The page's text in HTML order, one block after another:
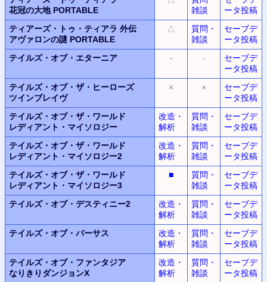
花冠の大地 PORTABLE
雑談
ータ投稿
ティアーズ・トゥ・ティアラ 外伝
アヴァロンの謎 PORTABLE
△
質問・
雑談
セーブデ
ータ投稿
テイルズ・オブ・エターニア
- -
セーブデ
ータ投稿
テイルズ・オブ・ザ・ヒーローズ
ツインブレイヴ
× ×
セーブデ
ータ投稿
テイルズ・オブ・ザ・ワールド
レディアント・マイソロジー
改造・
解析
質問・
雑談
セーブデ
ータ投稿
テイルズ・オブ・ザ・ワールド
レディアント・マイソロジー2
改造・
解析
質問・
雑談
セーブデ
ータ投稿
テイルズ・オブ・ザ・ワールド
レディアント・マイソロジー3
■
質問・
雑談
セーブデ
ータ投稿
テイルズ・オブ・デスティニー2
改造・
解析
質問・
雑談
セーブデ
ータ投稿
テイルズ・オブ・バーサス
改造・
解析
質問・
雑談
セーブデ
ータ投稿
テイルズ・オブ・ファンタジア
なりきりダンジョンX
改造・
解析
質問・
雑談
セーブデ
ータ投稿